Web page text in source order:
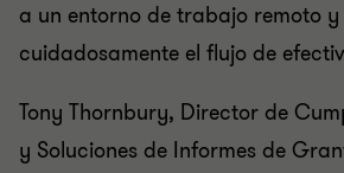
a un entorno de trabajo remoto
cuidadosamente el flujo de
Tony Thornbury, Director de
y Soluciones de Informes de